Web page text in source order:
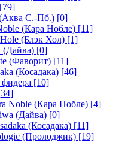
[79]
С.-Пб.) [0]
(Кара Нобле) [11]
(Блэк Хол) [1]
[0]
(Фаворит) [11]
(Косадака) [46]
[10]
Noble (Кара Нобле) [4]
(Дайва) [0]
(Косадака) [11]
(Пролоджик) [19]